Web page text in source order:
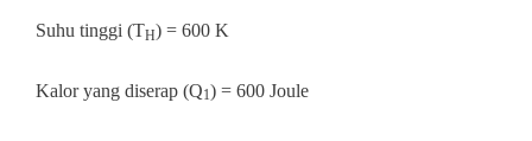
Suhu tinggi (TH) = 600 K
Kalor yang diserap (Q1) = 600 Joule